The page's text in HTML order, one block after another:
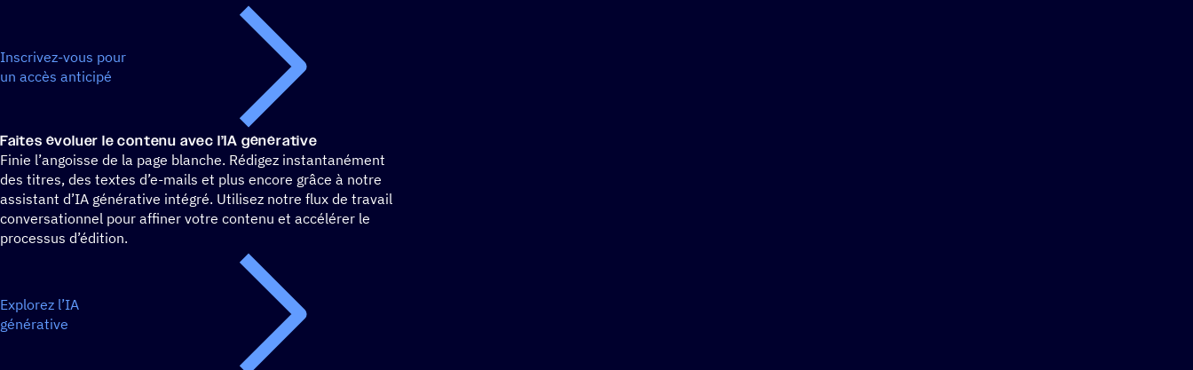
Inscrivez-vous pour
un accès anticipé
Faites évoluer le contenu avec l’IA générative
Finie l’angoisse de la page blanche. Rédigez instantanément
des titres, des textes d’e-mails et plus encore grâce à notre
assistant d’IA générative intégré. Utilisez notre flux de travail
conversationnel pour affiner votre contenu et accélérer le
processus d’édition.
Explorez l’IA
générative